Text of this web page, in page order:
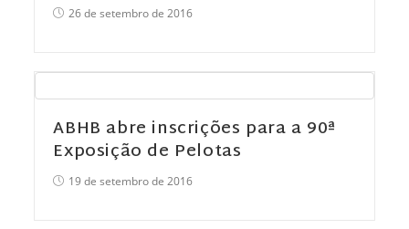
26 de setembro de 2016
ABHB abre inscrições para a 90ª
Exposição de Pelotas
19 de setembro de 2016